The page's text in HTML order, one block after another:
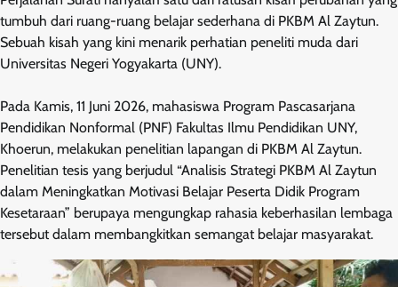
tumbuh dari ruang-ruang belajar sederhana di PKBM Al Zaytun.
Sebuah kisah yang kini menarik perhatian peneliti muda dari
Universitas Negeri Yogyakarta (UNY).
Pada Kamis, 11 Juni 2026, mahasiswa Program Pascasarjana
Pendidikan Nonformal (PNF) Fakultas Ilmu Pendidikan UNY,
Khoerun, melakukan penelitian lapangan di PKBM Al Zaytun.
Penelitian tesis yang berjudul “Analisis Strategi PKBM Al Zaytun
dalam Meningkatkan Motivasi Belajar Peserta Didik Program
Kesetaraan” berupaya mengungkap rahasia keberhasilan lembaga
tersebut dalam membangkitkan semangat belajar masyarakat.